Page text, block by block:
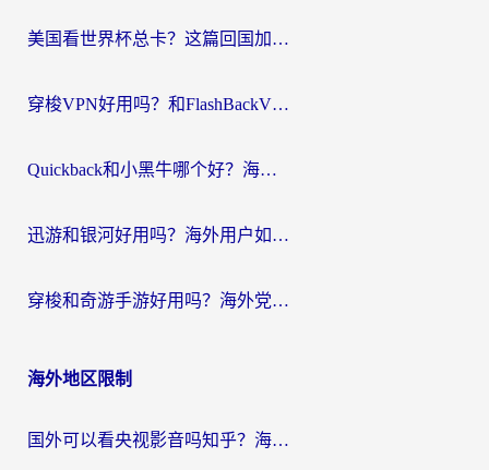
美国看世界杯总卡？这篇回国加速器指南帮你无缝刷国内资源（附苹果手机VPN设置步骤）
穿梭VPN好用吗？和FlashBackVPN对比哪个回国效果更好？
Quickback和小黑牛哪个好？海外党亲测指南，选对回国加速器秒回国内
迅游和银河好用吗？海外用户如何选择回国加速器实现无缝访问国内资源
穿梭和奇游手游好用吗？海外党亲测3款回国加速器，附蜜蜂加速器七天试用攻略
海外地区限制
国外可以看央视影音吗知乎？海外党亲测有效的回国加速方案